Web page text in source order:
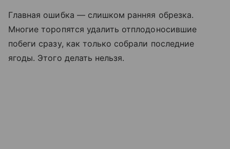
Главная ошибка — слишком ранняя обрезка.
Многие торопятся удалить отплодоносившие
побеги сразу, как только собрали последние
ягоды. Этого делать нельзя.